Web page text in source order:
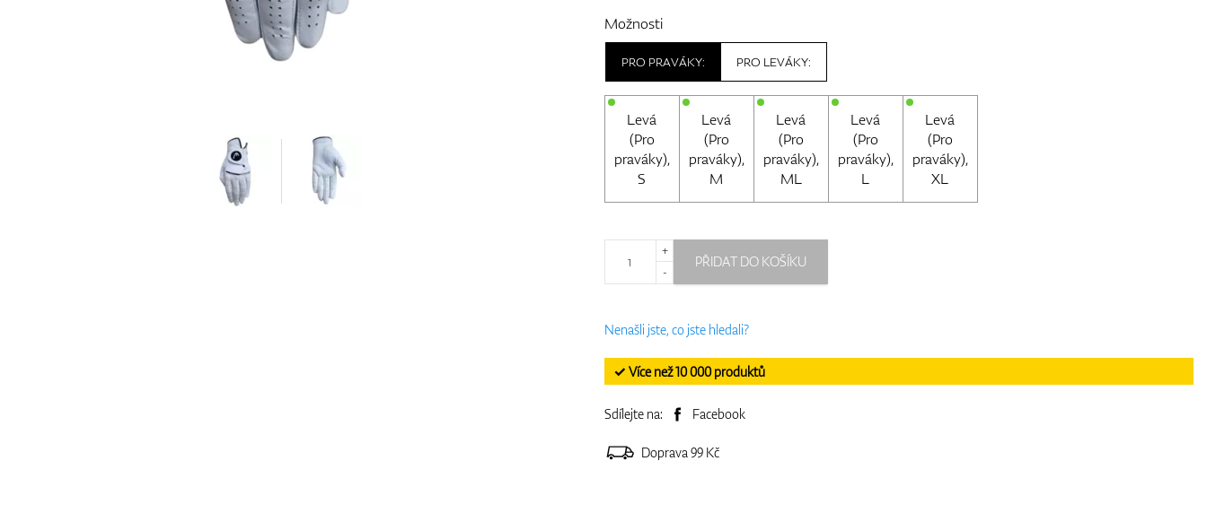
Možnosti
PRO PRAVÁKY:
Levá
(Pro
praváky),
S
Levá
(Pro
praváky),
M
Levá
(Pro
praváky),
ML
Levá
(Pro
praváky),
L
Levá
(Pro
praváky),
XL
PRO LEVÁKY:
+
-
PŘIDAT DO KOŠÍKU
Nenašli jste, co jste hledali?
✓ Více než 10 000 produktů
Sdílejte na: Facebook
Doprava 99 Kč